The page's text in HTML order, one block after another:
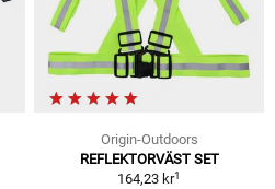
Origin-Outdoors
REFLEKTORVÄST SET
164,23 kr1